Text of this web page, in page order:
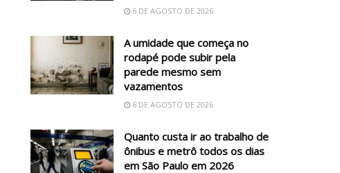
6 DE AGOSTO DE 2026
A umidade que começa no
rodapé pode subir pela
parede mesmo sem
vazamentos
6 DE AGOSTO DE 2026
Quanto custa ir ao trabalho de
ônibus e metrô todos os dias
em São Paulo em 2026